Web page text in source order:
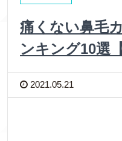
痛くない鼻毛
ンキング10選
2021.05.21